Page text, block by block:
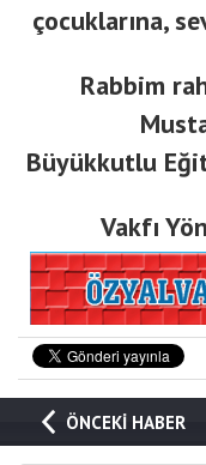
çocuklarına,
Rabbim
Büyükkutlu
Vakfı
ÖNCEKİ HABER